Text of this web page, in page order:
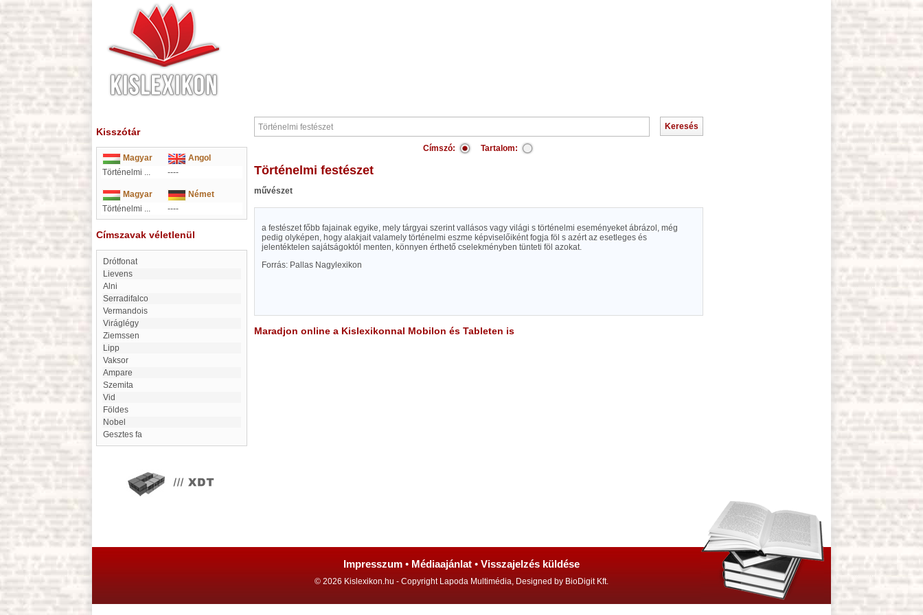
Kisszótár
Magyar
Angol
Történelmi ...
----
Magyar
Német
Történelmi ...
----
Címszavak véletlenül
Drótfonat
Lievens
alni
Serradifalco
Vermandois
Viráglégy
Ziemssen
Lipp
vaksor
Ampare
Szemita
Vid
Földes
Nobel
Gesztes fa
Címszó: Tartalom:
Történelmi festészet
művészet
a festészet főbb fajainak egyike, mely tárgyai szerint vallásos vagy világi s történelmi eseményeket ábrázol, még
pedig olyképen, hogy alakjait valamely történelmi eszme képviselőiként fogja föl s azért az esetleges és
jelentéktelen sajátságoktól menten, könnyen érthető cselekményben tünteti föl azokat.
Forrás: Pallas Nagylexikon
Maradjon online a Kislexikonnal Mobilon és Tableten is
Impresszum • Médiaajánlat • Visszajelzés küldése
© 2026 Kislexikon.hu - Copyright Lapoda Multimédia, Designed by BioDigit Kft.